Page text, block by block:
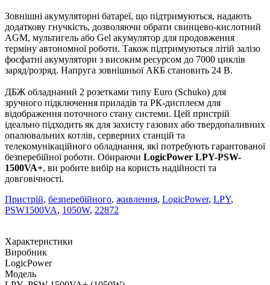
Зовнішні акумуляторні батареї, що підтримуються, надають
додаткову гнучкість, дозволяючи обрати свинцево-кислотний
AGM, мультигель або Gel акумулятор для продовження
терміну автономної роботи. Також підтримуються літій залізо
фосфатні акумулятори з високим ресурсом до 7000 циклів
заряд/розряд. Напруга зовнішньої АКБ становить 24 В.
ДБЖ обладнаний 2 розетками типу Euro (Schuko) для
зручного підключення приладів та РК-дисплеєм для
відображення поточного стану системи. Цей пристрій
ідеально підходить як для захисту газових або твердопаливних
опалювальних котлів, серверних станцій та
телекомунікаційного обладнання, які потребують гарантованої
безперебійної роботи. Обираючи LogicPower LPY-PSW-
1500VA+, ви робите вибір на користь надійності та
довговічності.
Пристрій, безперебійного, живлення, LogicPower, LPY,
PSW1500VA, 1050W, 22872
Характеристики
Виробник
LogicPower
Модель